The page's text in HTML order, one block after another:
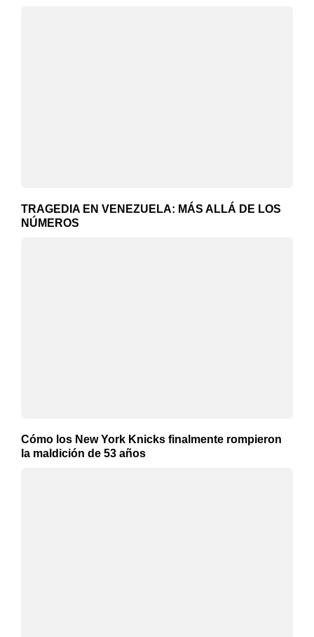
TRAGEDIA EN VENEZUELA: MÁS ALLÁ DE LOS
NÚMEROS
Cómo los New York Knicks finalmente rompieron
la maldición de 53 años